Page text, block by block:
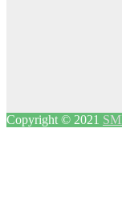
Copyright © 2021